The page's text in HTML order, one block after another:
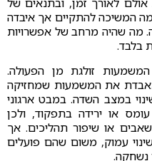
המשיכה להתקיים אך איבדה
מה שהיה מרחב של אפשרויות
בלבד.
זולגת מן הפעולה.
את המשמעות שמחזיקה
במצב השדה. במבט ארגוני
או ירידה בתפקוד, ולכן
או שיפור תהליכים. אך
עמוק, משום שהם פועלים
נשחקה.